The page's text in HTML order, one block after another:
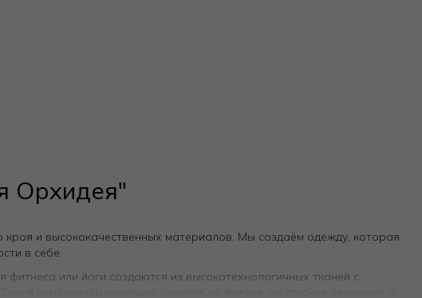
Орхидея"
и высококачественных материалов. Мы создаём одежду, которая
в себе.
или йоги создаются из высокотехнологичных тканей с